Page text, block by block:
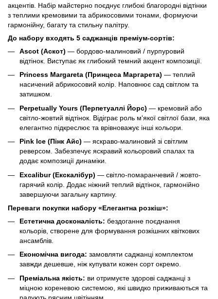
акцентів. Набір майстерно поєднує глибокі благородні відтінки
з теплими кремовими та абрикосовими тонами, формуючи
гармонійну, багату та стильну палітру.
До набору входять 5 саджанців преміум-сортів:
Ascot (Аскот) — бордово-малиновий / пурпуровий
відтінок. Виступає як глибокий темний акцент композиції.
Princess Margareta (Принцеса Маргарета) — теплий
насичений абрикосовий колір. Наповнює сад світлом та
затишком.
Perpetually Yours (Перпетуаллі Йорс) — кремовий або
світло-жовтий відтінок. Відіграє роль м'якої світлої бази, яка
елегантно підкреслює та врівноважує інші кольори.
Pink Ice (Пінк Айс) — яскраво-малиновий зі світлим
реверсом. Забезпечує яскравий кольоровий спалах та
додає композиції динаміки.
Excalibur (Екскалібур) — світло-помаранчевий / жовто-
гарячий колір. Додає ніжний теплий відтінок, гармонійно
завершуючи загальну картину.
Переваги покупки набору «Елегантна розкіш»:
Естетична досконалість: бездоганне поєднання
кольорів, створене для формування розкішних квіткових
ансамблів.
Економічна вигода: замовляти саджанці комплектом
завжди дешевше, ніж купувати кожен сорт окремо.
Преміальна якість: ви отримуєте здорові саджанці з
міцною кореневою системою, які швидко приживаються та
радують рясним цвітінням.